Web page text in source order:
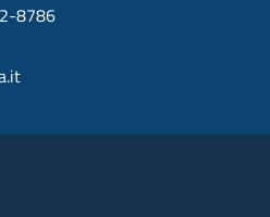
8786